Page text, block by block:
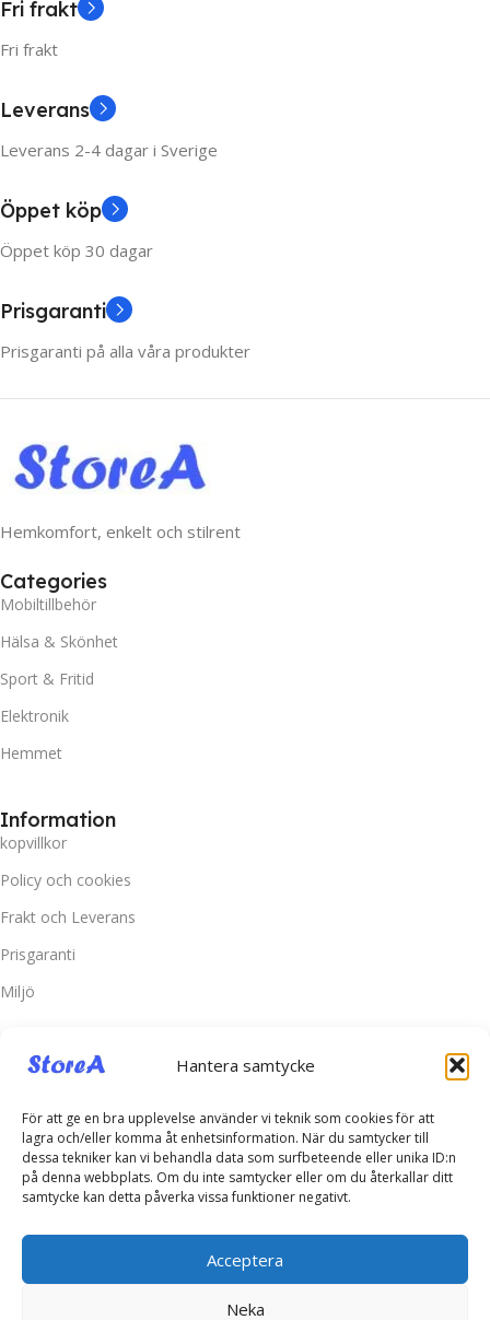
Hantera samtycke
För att ge en bra upplevelse använder vi teknik som cookies för att
lagra och/eller komma åt enhetsinformation. När du samtycker till
dessa tekniker kan vi behandla data som surfbeteende eller unika ID:n
på denna webbplats. Om du inte samtycker eller om du återkallar ditt
samtycke kan detta påverka vissa funktioner negativt.
Acceptera
Neka
Fri frakt
Fri frakt
Leverans
Leverans 2-4 dagar i Sverige
Öppet köp
Öppet köp 30 dagar
Prisgaranti
Prisgaranti på alla våra produkter
Hemkomfort, enkelt och stilrent
Categories
Mobiltillbehör
Hälsa & Skönhet
Sport & Fritid
Elektronik
Hemmet
Information
kopvillkor
Policy och cookies
Frakt och Leverans
Prisgaranti
Miljö
Kundtjänst
Kontakta oss
Retur & Reklamation
Vanliga frågor
Inloggning
Kontakta oss